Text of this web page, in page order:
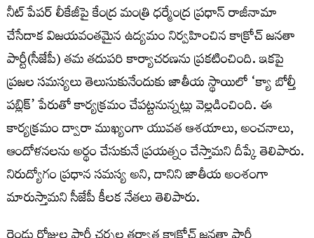
నీట్ పేపర్ లీకేజీపై కేంద్ర మంత్రి ధర్మేంద్ర ప్రధాన్ రాజీనామా
చేసేదాక విజయవంతమైన ఉద్యమం నిర్వహించిన కాక్రోచ్‌ జనతా
పార్టీ(సీజేపీ) తమ తదుపరి కార్యాచరణను ప్రకటించింది. ఇకపై
ప్రజల సమస్యలు తెలుసుకునేందుకు జాతీయ స్థాయిలో ‘క్యా బోల్తీ
పబ్లిక్‌’ పేరుతో కార్యక్రమం చేపట్టనున్నట్లు వెల్లడించింది. ఈ
కార్యక్రమం ద్వారా ముఖ్యంగా యువత ఆశయాలు, అంచనాలు,
ఆందోళనలను అర్థం చేసుకునే ప్రయత్నం చేస్తామని దీప్కే తెలిపారు.
నిరుద్యోగం ప్రధాన సమస్య అని, దానిని జాతీయ అంశంగా
మారుస్తామని సీజేపీ కీలక నేతలు తెలిపారు.